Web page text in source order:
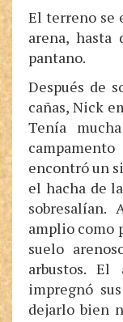
El terreno se
arena,
pantano.
Después de
cañas, Nick
Tenía
encontró un
el hacha de
amplio como
suelo
arbustos. El
impregnó
dejarlo bien